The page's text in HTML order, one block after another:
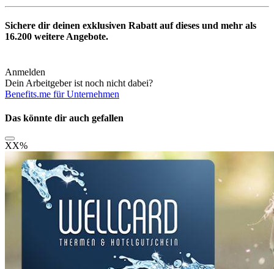
Sichere dir deinen exklusiven Rabatt auf dieses und mehr als
16.200 weitere Angebote.
Anmelden
Dein Arbeitgeber ist noch nicht dabei?
Benefits.me für Unternehmen
Das könnte dir auch gefallen
XX%